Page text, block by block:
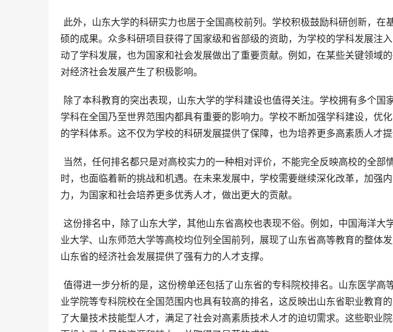
硕的成果。众多科研项目获得了国家级和省部级的资助，为学校的学科发展注
动了学科发展，也为国家和社会发展做出了重要贡献。例如，在某些关键领域
对经济社会发展产生了积极影响。
学科在全国乃至世界范围内都具有重要的影响力。学校不断加强学科建设，优
的学科体系。这不仅为学校的科研发展提供了保障，也为培养更多高素质人才提
时，也面临着新的挑战和机遇。在未来发展中，学校需要继续深化改革，加强
力，为国家和社会培养更多优秀人才，做出更大的贡献。
业大学、山东师范大学等高校均位列全国前列，展现了山东省高等教育的整体
山东省的经济社会发展提供了强有力的人才支撑。
业学院等专科院校在全国范围内也具有较高的排名，这反映出山东省职业教育
了大量技术技能型人才，满足了社会对高素质技术人才的迫切需求。这些职业